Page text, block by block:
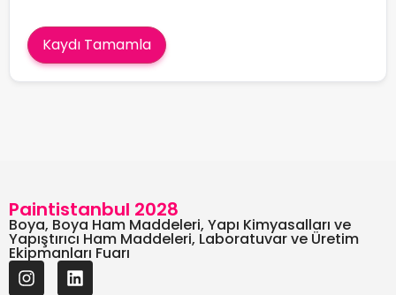
Kaydı Tamamla
Paintistanbul 2028
Boya, Boya Ham Maddeleri, Yapı Kimyasalları ve
Yapıştırıcı Ham Maddeleri, Laboratuvar ve Üretim
Ekipmanları Fuarı